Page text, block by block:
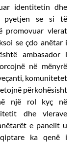
identitetin dhe
pyetjen se si të
promovuar vlerat
se çdo anëtar i
ambasador i
në mënyrë
komunitetet
përkohësisht
një rol kyç në
dhe vlerave
e panelit u
ka qenë i